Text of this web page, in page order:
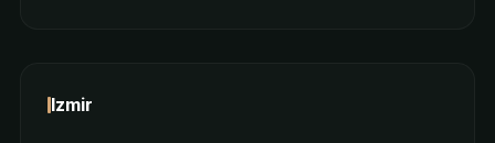
Izmir